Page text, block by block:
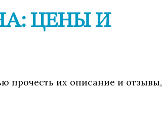
ЦЕНЫ И
прочесть их описание и отзывы,